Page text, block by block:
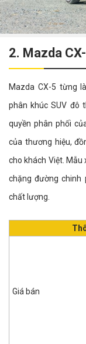
2. Mazda
Mazda CX-5 từng
phân khúc SUV đô
quyền phân phối
của thương hiệu,
cho khách Việt.
chặng đường chinh
chất lượng.
Giá bán